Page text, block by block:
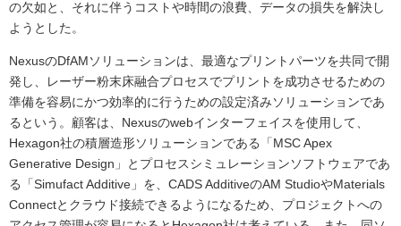
の欠如と、それに伴うコストや時間の浪費、データの損失を解決し
ようとした。
NexusのDfAMソリューションは、最適なプリントパーツを共同で開
発し、レーザー粉末床融合プロセスでプリントを成功させるための
準備を容易にかつ効率的に行うための設定済みソリューションであ
るという。顧客は、Nexusのwebインターフェイスを使用して、
Hexagon社の積層造形ソリューションである「MSC Apex
Generative Design」とプロセスシミュレーションソフトウェアであ
る「Simufact Additive」を、CADS AdditiveのAM StudioやMaterials
Connectとクラウド接続できるようになるため、プロジェクトへの